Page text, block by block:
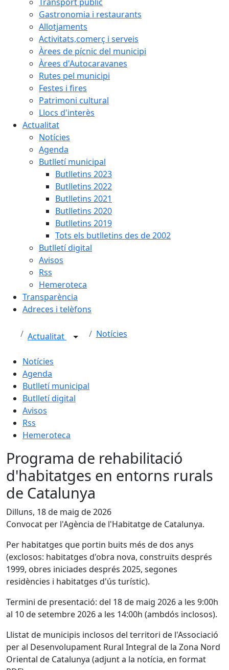
Gastronomia i restaurants
Allotjaments
Activitats,comerç i serveis
Àrees de pícnic del municipi
Àrees d'Autocaravanes
Rutes pel municipi
Festes i fires
Patrimoni cultural
Llocs d'interès
Actualitat
Notícies
Agenda
Butlletí municipal
Butlletins 2023
Butlletins 2022
Butlletins 2021
Butlletins 2020
Butlletins 2019
Tots els butlletins des de 2002
Butlletí digital
Avisos
Rss
Hemeroteca
Transparència
Adreces i telèfons
Actualitat Notícies
Notícies
Agenda
Butlletí municipal
Butlletí digital
Avisos
Rss
Hemeroteca
Programa de rehabilitació
d'habitatges en entorns rurals
de Catalunya
Dilluns, 18 de maig de 2026
Convocat per l'Agència de l'Habitatge de Catalunya.
Per habitatges que portin buits més de dos anys
(exclosos: habitatges d'obra nova, construïts després
1999, obres iniciades després 2025, segones
residències i habitatges d'ús turístic).
Termini de presentació: del 18 de maig 2026 a les 9:00h
al 10 de setembre 2026 a les 14:00h (ambdós inclosos).
Llistat de municipis inclosos del territori de l'Associació
per al Desenvolupament Rural Integral de la Zona Nord
Oriental de Catalunya (adjunt a la notícia, en format